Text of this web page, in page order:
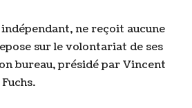
ne reçoit aucune
sur le volontariat de ses
bureau, présidé par Vincent